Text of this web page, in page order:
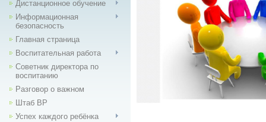
Дистанционное обучение
Информационная
безопасность
Главная страница
Воспитательная работа
Советник директора по
воспитанию
Разговор о важном
Штаб ВР
Успех каждого ребёнка